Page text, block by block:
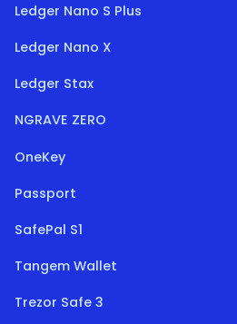
Ledger Nano S Plus
Ledger Nano X
Ledger Stax
NGRAVE ZERO
OneKey
Passport
SafePal S1
Tangem Wallet
Trezor Safe 3